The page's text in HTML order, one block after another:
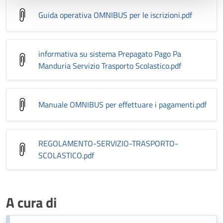
Guida operativa OMNIBUS per le iscrizioni.pdf
informativa su sistema Prepagato Pago Pa
Manduria Servizio Trasporto Scolastico.pdf
Manuale OMNIBUS per effettuare i pagamenti.pdf
REGOLAMENTO-SERVIZIO-TRASPORTO-
SCOLASTICO.pdf
A cura di